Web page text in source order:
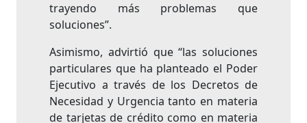
trayendo más problemas que
soluciones”.
Asimismo, advirtió que “las soluciones
particulares que ha planteado el Poder
Ejecutivo a través de los Decretos de
Necesidad y Urgencia tanto en materia
de tarjetas de crédito como en materia